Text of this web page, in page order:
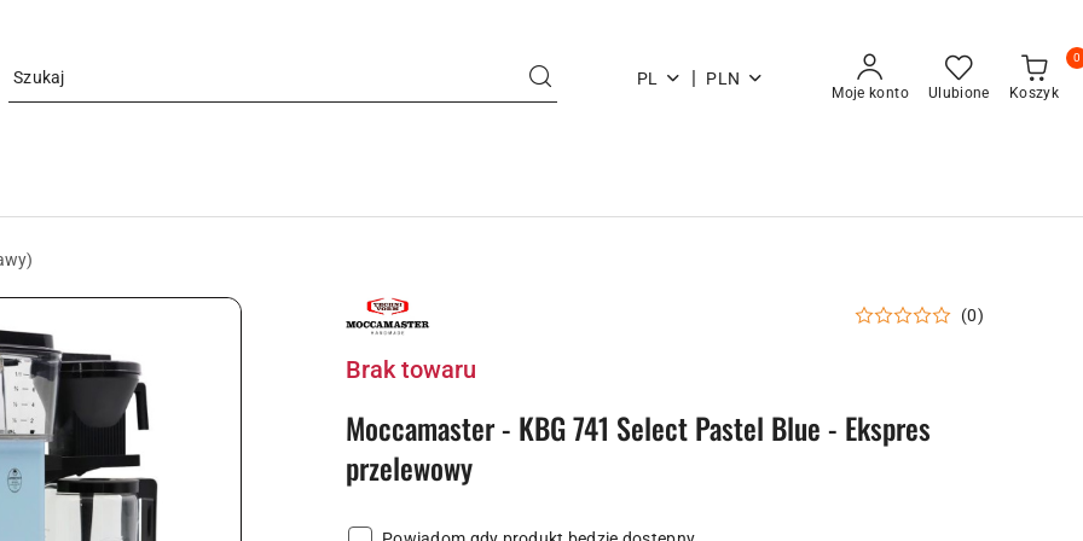
PL | PLN
Moje konto Ulubione Koszyk
0
NAZWA
PRODUCENTA:
MOCCAMASTER
(0)
Brak towaru
Moccamaster - KBG 741 Select Pastel Blue - Ekspres
przelewowy